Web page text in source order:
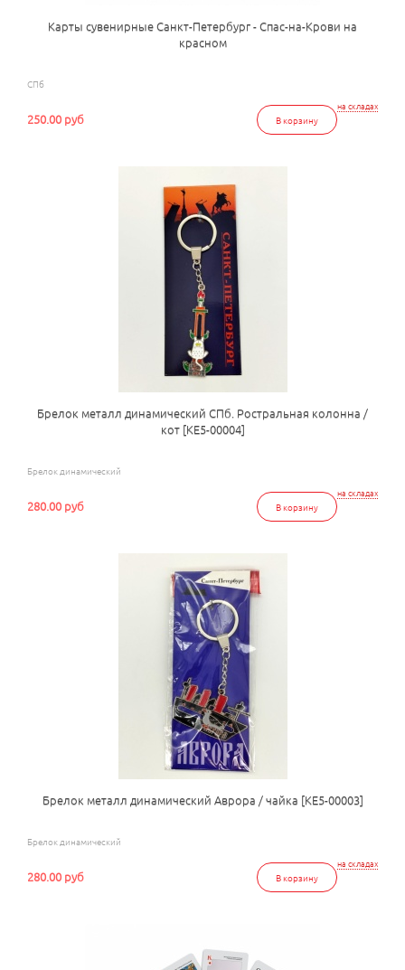
Карты сувенирные Санкт-Петербург - Спас-на-Крови на
красном
СПб
на складах
В корзину
250.00 руб
Брелок металл динамический СПб. Ростральная колонна /
кот [КЕ5-00004]
Брелок динамический
на складах
В корзину
280.00 руб
Брелок металл динамический Аврора / чайка [КЕ5-00003]
Брелок динамический
на складах
В корзину
280.00 руб